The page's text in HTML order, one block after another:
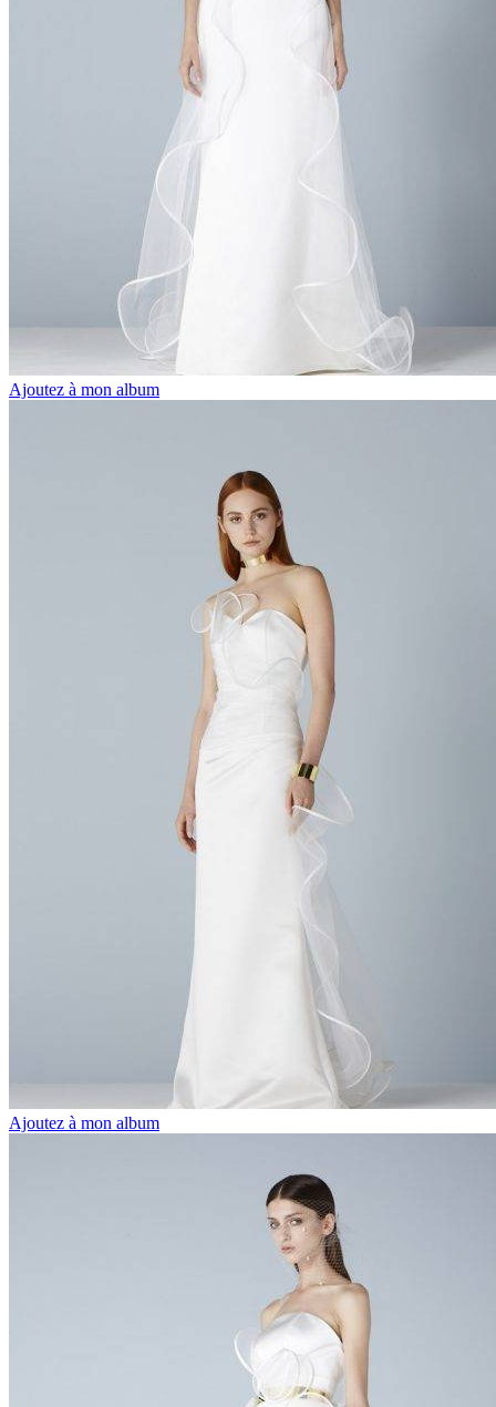
Ajoutez à mon album
Ajoutez à mon album